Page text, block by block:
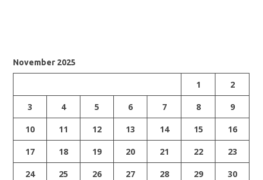
November 2025
1
2
3
4 5 6 7 8
9
10
11 12 13 14 15
16
17
18 19 20 21 22
23
24
25 26 27 28 29 30